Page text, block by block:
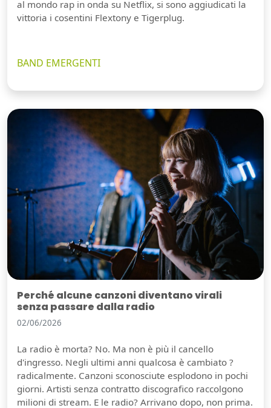
al mondo rap in onda su Netflix, si sono aggiudicati la
vittoria i cosentini Flextony e Tigerplug.
BAND EMERGENTI
Perché alcune canzoni diventano virali
senza passare dalla radio
02/06/2026
La radio è morta? No. Ma non è più il cancello
d'ingresso. Negli ultimi anni qualcosa è cambiato ?
radicalmente. Canzoni sconosciute esplodono in pochi
giorni. Artisti senza contratto discografico raccolgono
milioni di stream. E le radio? Arrivano dopo, non prima.